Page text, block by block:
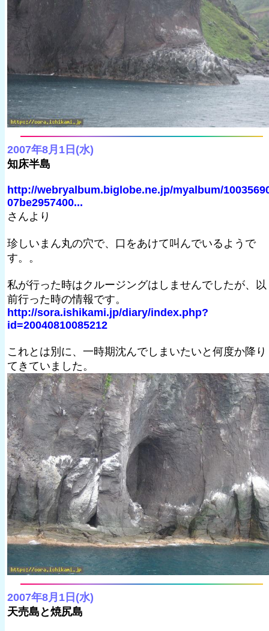
2007年8月1日(水)
知床半島
http://webryalbum.biglobe.ne.jp/myalbum/
07be2957400...
さんより
珍しいまん丸の穴で、口をあけて叫んでいるようで
す。。
私が行った時はクルージングはしませんでしたが、以
前行った時の情報です。
http://sora.ishikami.jp/diary/index.php?
id=20040810085212
これとは別に、一時期沈んでしまいたいと何度か降り
てきていました。
2007年8月1日(水)
天売島と焼尻島